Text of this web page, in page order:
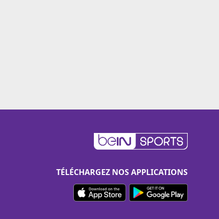
TÉLÉCHARGEZ NOS APPLICATIONS